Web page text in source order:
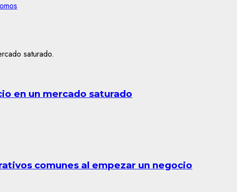
en un mercado saturado
comunes al empezar un negocio